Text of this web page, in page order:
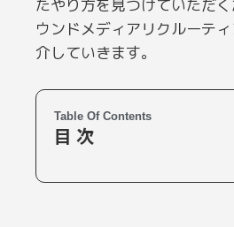
たやり方を見つけていただ
ウンドメディアリクルーテ
介していきます。
Table Of Contents
目 次